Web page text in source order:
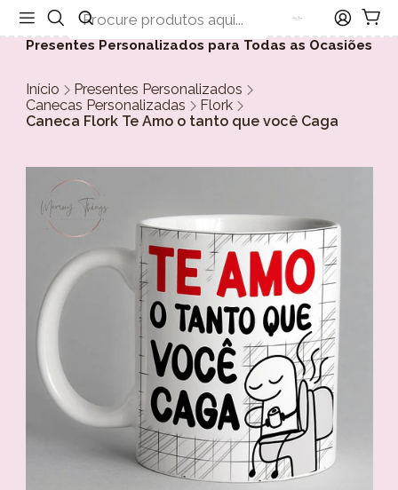
Presentes Personalizados para Todas as Ocasiões
Início
Presentes Personalizados
Canecas Personalizadas
Flork
Caneca Flork Te Amo o tanto que você Caga